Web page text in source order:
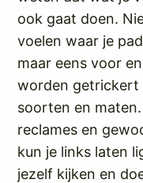
ook gaat doen.
voelen waar je
maar eens voor
worden getrickert
soorten en
reclames en
kun je links laten
jezelf kijken en